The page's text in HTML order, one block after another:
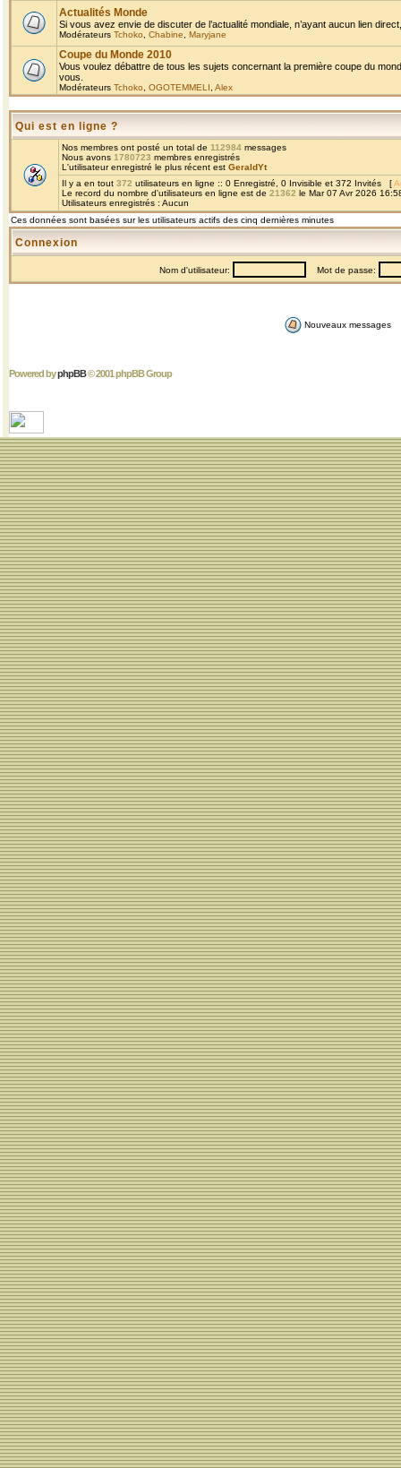
Actualités Monde
Si vous avez envie de discuter de l’actualité mondiale, n’ayant aucun lien
Modérateurs Tchoko Chabine Maryjane
Coupe du Monde 2010
Vous voulez débattre de tous les sujets concernant la première coupe du
vous.
Modérateurs Tchoko OGOTEMMELI Alex
Qui est en ligne ?
Nos membres ont posté un total de 112984 messages
Nous avons 1780723 membres enregistrés
L'utilisateur enregistré le plus récent est GeraldYt
Il y a en tout 372 utilisateurs en ligne :: 0 Enregistré, 0 Invisible et 372 Invités [
Le record du nombre d'utilisateurs en ligne est de 21362 le Mar 07 Avr 2026
Utilisateurs enregistrés : Aucun
Ces données sont basées sur les utilisateurs actifs des cinq dernières minutes
Connexion
Nom d'utilisateur: Mot de passe:
Nouveaux messages
Powered byphpBB© 2001 phpBB Group